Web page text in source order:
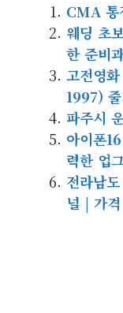
CMA 통
웨딩 초
한 준비
고전영
1997)
파주시
아이폰
력한 업
전라남
널 | 가